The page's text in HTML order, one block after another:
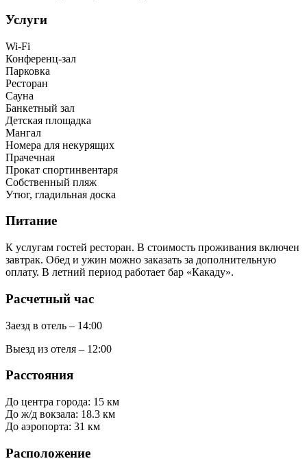
Услуги
Wi-Fi
Конференц-зал
Парковка
Ресторан
Сауна
Банкетный зал
Детская площадка
Мангал
Номера для некурящих
Прачечная
Прокат спортинвентаря
Собственный пляж
Утюг, гладильная доска
Питание
К услугам гостей ресторан. В стоимость проживания включен
завтрак. Обед и ужин можно заказать за дополнительную
оплату. В летний период работает бар «Какаду».
Расчетный час
Заезд в отель – 14:00
Выезд из отеля – 12:00
Расстояния
До центра города: 15 км
До ж/д вокзала: 18.3 км
До аэропорта: 31 км
Расположение